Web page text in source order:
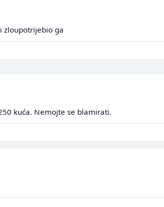
zloupotrijebio ga
kuća. Nemojte se blamirati.